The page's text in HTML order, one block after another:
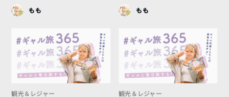
もも もも
観光＆レジャー 観光＆レジャー